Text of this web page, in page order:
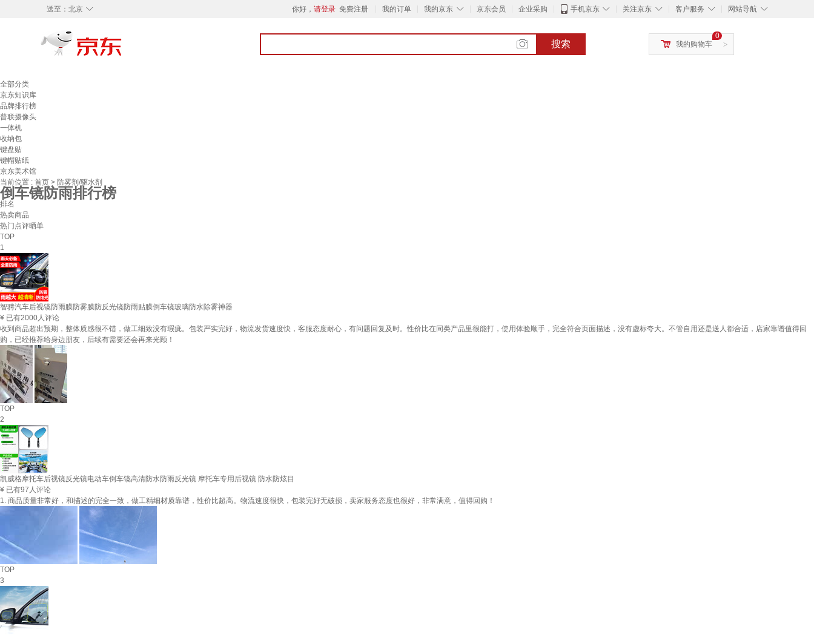
◇
送至： 北京 你好， 请登录 免费注册 我的订单 ◇
我的京东 京东会员 企业采购 ◇
手机京东 ◇
关注京东 ◇
客户服务 ◇
网站导航
搜索 >
0
我的购物车
全部分类
京东知识库
品牌排行榜
普联摄像头
一体机
收纳包
键盘贴
键帽贴纸
京东美术馆
当前位置 : 首页 > 防雾剂/驱水剂
倒车镜防雨排行榜
排名
热卖商品
热门点评晒单
TOP
1
智骋汽车后视镜防雨膜防雾膜防反光镜防雨贴膜倒车镜玻璃防水除雾神器
¥ 已有2000人评论
收到商品超出预期，整体质感很不错，做工细致没有瑕疵。包装严实完好，物流发货速度快，客服态度耐心，有问题回复及时。性价比在同类产品里很能打，使用体验顺手，完全符合页面描述，没有虚标夸大。不管自用还是送人都合适，店家靠谱值得回
购，已经推荐给身边朋友，后续有需要还会再来光顾！
TOP
2
凯威格摩托车后视镜反光镜电动车倒车镜高清防水防雨反光镜 摩托车专用后视镜 防水防炫目
¥ 已有97人评论
1. 商品质量非常好，和描述的完全一致，做工精细材质靠谱，性价比超高。物流速度很快，包装完好无破损，卖家服务态度也很好，非常满意，值得回购！
TOP
3